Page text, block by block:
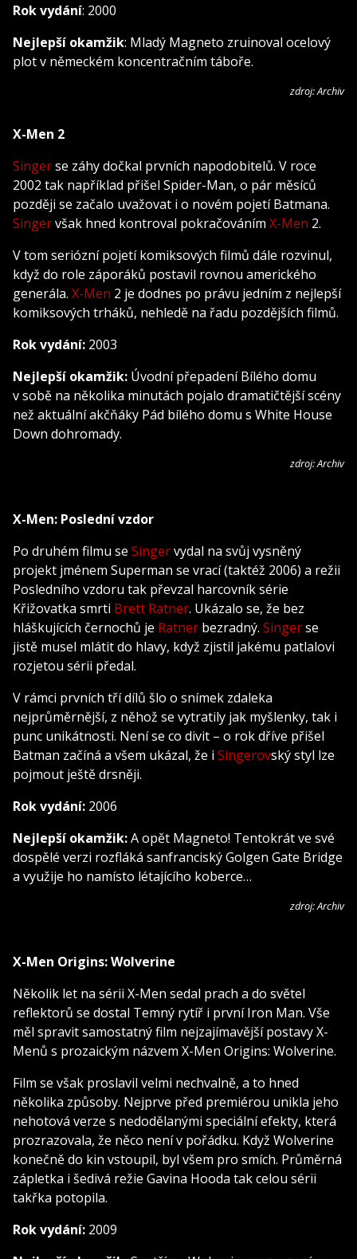
Rok vydání: 2000
Nejlepší okamžik: Mladý Magneto zruinoval ocelový
plot v německém koncentračním táboře.
zdroj: Archiv
X-Men 2
Singerse záhy dočkal prvních napodobitelů. V roce
2002 tak například přišel Spider-Man, o pár měsíců
později se začalo uvažovat i o novém pojetí Batmana.
Singervšak hned kontroval pokračováním X-Men 2.
V tom seriózní pojetí komiksových filmů dále rozvinul,
když do role záporáků postavil rovnou amerického
generála. X-Men 2 je dodnes po právu jedním z nejlepší
komiksových trháků, nehledě na řadu pozdějších filmů.
Rok vydání: 2003
Nejlepší okamžik: Úvodní přepadení Bílého domu
v sobě na několika minutách pojalo dramatičtější scény
než aktuální akčňáky Pád bílého domu s White House
Down dohromady.
zdroj: Archiv
X-Men: Poslední vzdor
Po druhém filmu se Singervydal na svůj vysněný
projekt jménem Superman se vrací (taktéž 2006) a režii
Posledního vzdoru tak převzal harcovník série
Křižovatka smrti Brett Ratner. Ukázalo se, že bez
hláškujících černochů je Ratner bezradný. Singerse
jistě musel mlátit do hlavy, když zjistil jakému patlalovi
rozjetou sérii předal.
V rámci prvních tří dílů šlo o snímek zdaleka
nejprůměrnější, z něhož se vytratily jak myšlenky, tak i
punc unikátnosti. Není se co divit – o rok dříve přišel
Batman začíná a všem ukázal, že i Singerovský styl lze
pojmout ještě drsněji.
Rok vydání: 2006
Nejlepší okamžik:A opět Magneto! Tentokrát ve své
dospělé verzi rozfláká sanfranciský Golgen Gate Bridge
a využije ho namísto létajícího koberce…
zdroj: Archiv
X-Men Origins: Wolverine
Několik let na sérii X-Men sedal prach a do světel
reflektorů se dostal Temný rytíř i první Iron Man. Vše
měl spravit samostatný film nejzajímavější postavy X-
Menů s prozaickým názvem X-Men Origins: Wolverine.
Film se však proslavil velmi nechvalně, a to hned
několika způsoby. Nejprve před premiérou unikla jeho
nehotová verze s nedodělanými speciální efekty, která
prozrazovala, že něco není v pořádku. Když Wolverine
konečně do kin vstoupil, byl všem pro smích. Průměrná
zápletka i šedivá režie Gavina Hooda tak celou sérii
takřka potopila.
Rok vydání: 2009